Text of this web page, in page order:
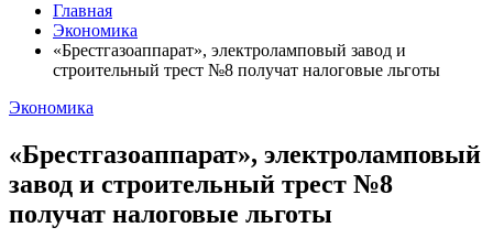
Главная
Экономика
«Брестгазоаппарат», электроламповый завод и
строительный трест №8 получат налоговые льготы
Экономика
«Брестгазоаппарат», электроламповый
завод и строительный трест №8
получат налоговые льготы